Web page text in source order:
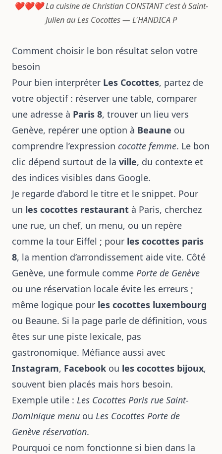
❤️❤️❤️ La cuisine de Christian CONSTANT c'est à Saint-
Julien au Les Cocottes — L'HANDICA P
Comment choisir le bon résultat selon votre
besoin
Pour bien interpréter Les Cocottes, partez de
votre objectif : réserver une table, comparer
une adresse à Paris 8, trouver un lieu vers
Genève, repérer une option à Beaune ou
comprendre l’expression cocotte femme. Le bon
clic dépend surtout de la ville, du contexte et
des indices visibles dans Google.
Je regarde d’abord le titre et le snippet. Pour
un les cocottes restaurant à Paris, cherchez
une rue, un chef, un menu, ou un repère
comme la tour Eiffel ; pour les cocottes paris
8, la mention d’arrondissement aide vite. Côté
Genève, une formule comme Porte de Genève
ou une réservation locale évite les erreurs ;
même logique pour les cocottes luxembourg
ou Beaune. Si la page parle de définition, vous
êtes sur une piste lexicale, pas
gastronomique. Méfiance aussi avec
Instagram, Facebook ou les cocottes bijoux,
souvent bien placés mais hors besoin.
Exemple utile : Les Cocottes Paris rue Saint-
Dominique menu ou Les Cocottes Porte de
Genève réservation.
Pourquoi ce nom fonctionne si bien dans la